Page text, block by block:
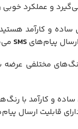
و عملکرد
1208 یک گزینه مناسب خواهد بود. این گوشی
پیام‌های SMS
مختلفی عرضه
متنوع هستید، نوکیا 1208 یک گزینه
قابلیت ارسال